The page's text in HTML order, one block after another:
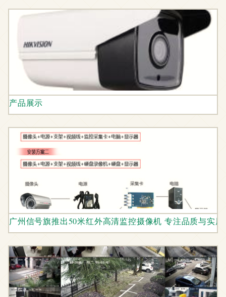
产品展示
广州信号旗推出50米红外高清监控摄像机 专注品质与实用